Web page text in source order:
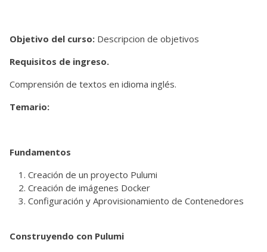
Objetivo del curso: Descripcion de objetivos
Requisitos de ingreso.
Comprensión de textos en idioma inglés.
Temario:
Fundamentos
Creación de un proyecto Pulumi
Creación de imágenes Docker
Configuración y Aprovisionamiento de Contenedores
Construyendo con Pulumi